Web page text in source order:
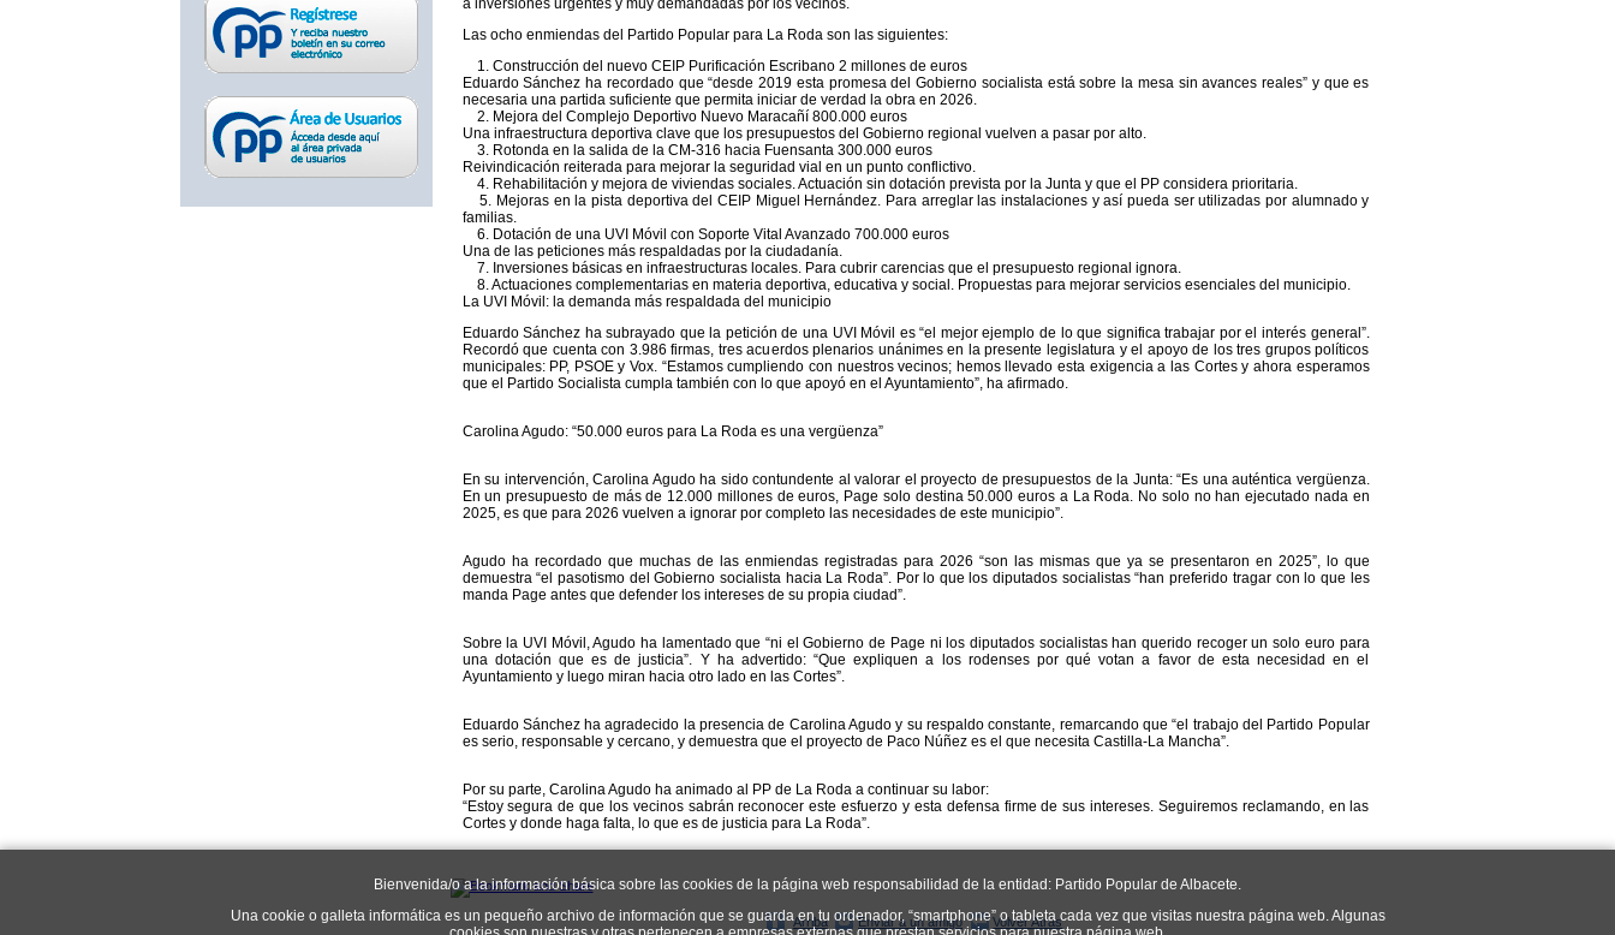
Bienvenida/o a la información básica sobre las cookies de la página web responsabilidad de la entidad: Partido Popular de Albacete.
Una cookie o galleta informática es un pequeño archivo de información que se guarda en tu ordenador, “smartphone” o tableta cada vez que visitas nuestra página web. Algunas
a inversiones urgentes y muy demandadas por los vecinos.
Las ocho enmiendas del Partido Popular para La Roda son las siguientes:
1. Construcción del nuevo CEIP Purificación Escribano 2 millones de euros
Eduardo Sánchez ha recordado que “desde 2019 esta promesa del Gobierno socialista está sobre la mesa sin avances reales” y que es
necesaria una partida suficiente que permita iniciar de verdad la obra en 2026.
2. Mejora del Complejo Deportivo Nuevo Maracañí 800.000 euros
Una infraestructura deportiva clave que los presupuestos del Gobierno regional vuelven a pasar por alto.
3. Rotonda en la salida de la CM-316 hacia Fuensanta 300.000 euros
Reivindicación reiterada para mejorar la seguridad vial en un punto conflictivo.
4. Rehabilitación y mejora de viviendas sociales. Actuación sin dotación prevista por la Junta y que el PP considera prioritaria.
5. Mejoras en la pista deportiva del CEIP Miguel Hernández. Para arreglar las instalaciones y así pueda ser utilizadas por alumnado y
familias.
6. Dotación de una UVI Móvil con Soporte Vital Avanzado 700.000 euros
Una de las peticiones más respaldadas por la ciudadanía.
7. Inversiones básicas en infraestructuras locales. Para cubrir carencias que el presupuesto regional ignora.
8. Actuaciones complementarias en materia deportiva, educativa y social. Propuestas para mejorar servicios esenciales del municipio.
La UVI Móvil: la demanda más respaldada del municipio
Eduardo Sánchez ha subrayado que la petición de una UVI Móvil es “el mejor ejemplo de lo que significa trabajar por el interés general”.
Recordó que cuenta con 3.986 firmas, tres acuerdos plenarios unánimes en la presente legislatura y el apoyo de los tres grupos políticos
municipales: PP, PSOE y Vox. “Estamos cumpliendo con nuestros vecinos; hemos llevado esta exigencia a las Cortes y ahora esperamos
que el Partido Socialista cumpla también con lo que apoyó en el Ayuntamiento”, ha afirmado.
Carolina Agudo: “50.000 euros para La Roda es una vergüenza”
En su intervención, Carolina Agudo ha sido contundente al valorar el proyecto de presupuestos de la Junta: “Es una auténtica vergüenza.
En un presupuesto de más de 12.000 millones de euros, Page solo destina 50.000 euros a La Roda. No solo no han ejecutado nada en
2025, es que para 2026 vuelven a ignorar por completo las necesidades de este municipio”.
Agudo ha recordado que muchas de las enmiendas registradas para 2026 “son las mismas que ya se presentaron en 2025”, lo que
demuestra “el pasotismo del Gobierno socialista hacia La Roda”. Por lo que los diputados socialistas “han preferido tragar con lo que les
manda Page antes que defender los intereses de su propia ciudad”.
Sobre la UVI Móvil, Agudo ha lamentado que “ni el Gobierno de Page ni los diputados socialistas han querido recoger un solo euro para
una dotación que es de justicia”. Y ha advertido: “Que expliquen a los rodenses por qué votan a favor de esta necesidad en el
Ayuntamiento y luego miran hacia otro lado en las Cortes”.
Eduardo Sánchez ha agradecido la presencia de Carolina Agudo y su respaldo constante, remarcando que “el trabajo del Partido Popular
es serio, responsable y cercano, y demuestra que el proyecto de Paco Núñez es el que necesita Castilla-La Mancha”.
Por su parte, Carolina Agudo ha animado al PP de La Roda a continuar su labor:
“Estoy segura de que los vecinos sabrán reconocer este esfuerzo y esta defensa firme de sus intereses. Seguiremos reclamando, en las
Cortes y donde haga falta, lo que es de justicia para La Roda”.
Arriba Enviar a un amigo Volver Atrás